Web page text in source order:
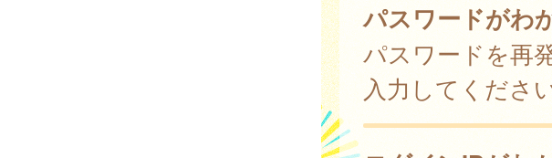
パスワードがわ
パスワードを再
入力してください